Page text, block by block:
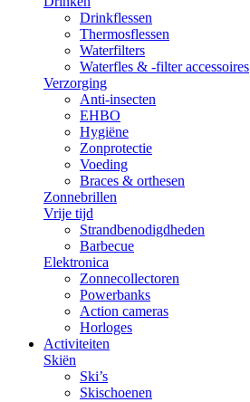
Drinkflessen
Thermosflessen
Waterfilters
Waterfles & -filter accessoires
Verzorging
Anti-insecten
EHBO
Hygiëne
Zonprotectie
Voeding
Braces & orthesen
Zonnebrillen
Vrije tijd
Strandbenodigdheden
Barbecue
Elektronica
Zonnecollectoren
Powerbanks
Action cameras
Horloges
Activiteiten
Skiën
Ski’s
Skischoenen